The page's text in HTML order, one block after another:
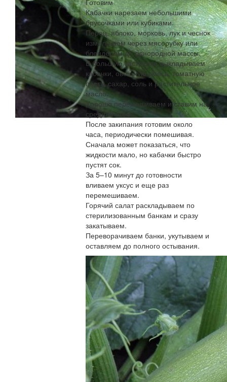
Готовим
Кабачки нарезаем небольшими
брусочками или кубиками.
Перец, яблоко, морковь, лук и чеснок
измельчаем через мясорубку или
блендером до однородной массы.
В большую кастрюлю выкладываем
кабачки, овощную смесь, томатную
пасту, сахар, соль и растительное
масло.
Хорошо перемешиваем и ставим на
средний огонь.
После закипания готовим около
часа, периодически помешивая.
Сначала может показаться, что
жидкости мало, но кабачки быстро
пустят сок.
За 5–10 минут до готовности
вливаем уксус и еще раз
перемешиваем.
Горячий салат раскладываем по
стерилизованным банкам и сразу
закатываем.
Переворачиваем банки, укутываем и
оставляем до полного остывания.